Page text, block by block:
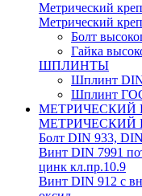
Метрический
Метрический
Болт
Гайка
ШПЛИНТЫ
Шплинт
Шплинт
МЕТРИЧЕСКИЙ
МЕТРИЧЕСКИЙ
Болт DIN 933,
Винт DIN 7991
цинк кл.пр.10.9
Винт DIN 912 с